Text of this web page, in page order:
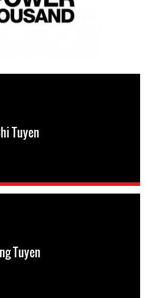
Tuyen
Tuyen